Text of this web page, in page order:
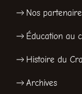
Nos
Éducation au
Histoire du
Archives